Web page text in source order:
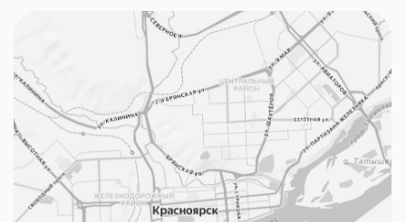
включая золото, серебро,
платину и другие. Подробнее уточняйте по
Популярныевопросы
клиентов
Рекомендуем к ознакомлению